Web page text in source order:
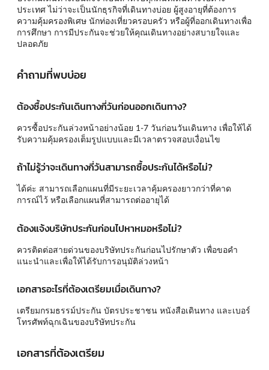
ประเทศ ไม่ว่าจะเป็นนักธุรกิจที่เดินทางบ่อย ผู้สูงอายุที่ต้องการ
ความคุ้มครองพิเศษ นักท่องเที่ยวครอบครัว หรือผู้ที่ออกเดินทางเพื่อ
การศึกษา การมีประกันจะช่วยให้คุณเดินทางอย่างสบายใจและ
ปลอดภัย
คำถามที่พบบ่อย
ต้องซื้อประกันเดินทางกี่วันก่อนออกเดินทาง?
ควรซื้อประกันล่วงหน้าอย่างน้อย 1-7 วันก่อนวันเดินทาง เพื่อให้ได้
รับความคุ้มครองเต็มรูปแบบและมีเวลาตรวจสอบเงื่อนไข
ถ้าไม่รู้ว่าจะเดินทางกี่วันสามารถซื้อประกันได้หรือไม่?
ได้ค่ะ สามารถเลือกแผนที่มีระยะเวลาคุ้มครองยาวกว่าที่คาด
การณ์ไว้ หรือเลือกแผนที่สามารถต่ออายุได้
ต้องแจ้งบริษัทประกันก่อนไปหาหมอหรือไม่?
ควรติดต่อสายด่วนของบริษัทประกันก่อนไปรักษาตัว เพื่อขอคำ
แนะนำและเพื่อให้ได้รับการอนุมัติล่วงหน้า
เอกสารอะไรที่ต้องเตรียมเมื่อเดินทาง?
เตรียมกรมธรรม์ประกัน บัตรประชาชน หนังสือเดินทาง และเบอร์
โทรศัพท์ฉุกเฉินของบริษัทประกัน
เอกสารที่ต้องเตรียม